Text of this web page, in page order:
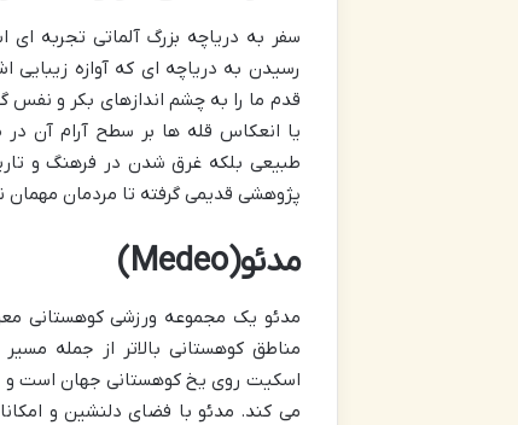
سفر به دریاچه بزرگ آلماتی تجربه
رسیدن به دریاچه ای که آوازه
قدم ما را به چشم اندازهای بکر و نفس
یا انعکاس قله ها بر سطح آرام آن
طبیعی بلکه غرق شدن در فرهنگ و
پژوهشی قدیمی گرفته تا مردمان مهمان
مدئو(Medeo)
مدئو یک مجموعه ورزشی کوهستانی
مناطق کوهستانی بالاتر از جمله
اسکیت روی یخ کوهستانی جهان است و
می کند. مدئو با فضای دلنشین و